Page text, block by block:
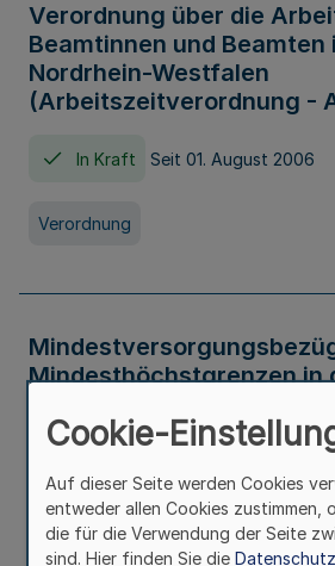
Verordnung über die
Beamtinnen und Beamten
Nordrhein-Westfalen
(Arbeitszeitverordnung -
In Kraft Seit 01. August 2006
Verordnung
Mindesthöchstgrenzen in
Verwaltungsvorschrift
Cookie-
Auf dieser Seite werden Cookies
entweder allen Cookies zustimmen,
die für die Verwendung der Seite
sind. Hier finden Sie die